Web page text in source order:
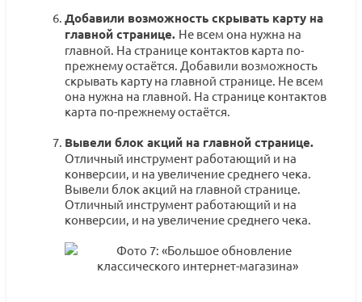
Добавили возможность скрывать карту на
главной странице. Не всем она нужна на
главной. На странице контактов карта по-
прежнему остаётся. Добавили возможность
скрывать карту на главной странице. Не всем
она нужна на главной. На странице контактов
карта по-прежнему остаётся.
Вывели блок акций на главной странице.
Отличный инструмент работающий и на
конверсии, и на увеличение среднего чека.
Вывели блок акций на главной странице.
Отличный инструмент работающий и на
конверсии, и на увеличение среднего чека.